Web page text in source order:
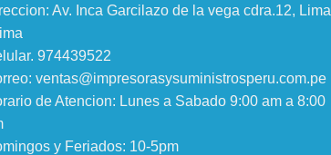
Av. Inca Garcilazo de la vega cdra.12, Lima
974439522
ventas@impresorasysuministrosperu.com.pe
de Atencion: Lunes a Sabado 9:00 am a 8:00
y Feriados: 10-5pm